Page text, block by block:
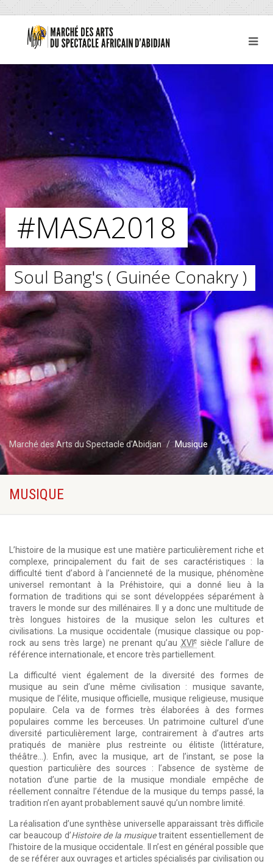
#MASA2018
Soul Bang's ( Guinée Conakry )
Marché des Arts du Spectacle d'Abidjan Musique
MUSIQUE
L’histoire de la musique est une matière particulièrement riche et
complexe, principalement du fait de ses caractéristiques : la
difficulté tient d’abord à l’ancienneté de la musique, phénomène
universel remontant à la Préhistoire, qui a donné lieu à la
formation de traditions qui se sont développées séparément à
travers le monde sur des millénaires. Il y a donc une multitude de
très longues histoires de la musique selon les cultures et
civilisations. La musique occidentale (musique classique ou pop-
rock au sens très large) ne prenant qu’au XVIesiècle l’allure de
référence internationale, et encore très partiellement.
La difficulté vient également de la diversité des formes de
musique au sein d’une même civilisation : musique savante,
musique de l’élite, musique officielle, musique religieuse, musique
populaire. Cela va de formes très élaborées à des formes
populaires comme les berceuses. Un patrimoine culturel d’une
diversité particulièrement large, contrairement à d’autres arts
pratiqués de manière plus restreinte ou élitiste (littérature,
théâtre…). Enfin, avec la musique, art de l’instant, se pose la
question particulière des sources : l’absence de système de
notation d’une partie de la musique mondiale empêche de
réellement connaître l’étendue de la musique du temps passé, la
tradition n’en ayant probablement sauvé qu’un nombre limité.
La réalisation d’une synthèse universelle apparaissant très difficile
car beaucoup d’Histoire de la musiquetraitent essentiellement de
l’histoire de la musique occidentale. Il n’est en général possible que
de se référer aux ouvrages et articles spécialisés par civilisation ou